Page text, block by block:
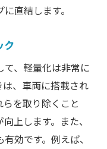
直結します。
ク
て、軽量化は非常に
、車両に搭載され
を取り除くこと
上します。また、
効です。例えば、